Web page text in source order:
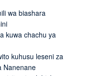
wa biashara
kuwa chachu ya
kuhusu leseni za
Nanenane